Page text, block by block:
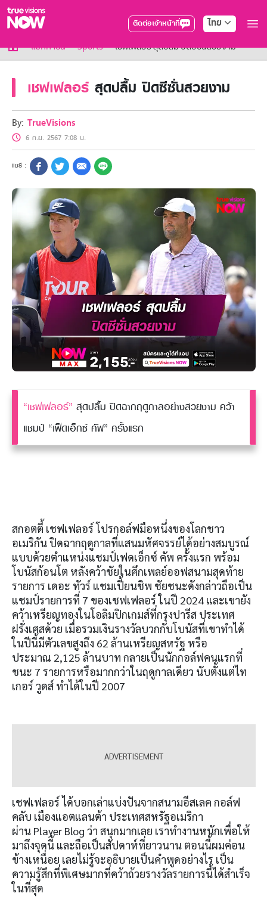
ติดต่อเจ้าหน้าที่ ไทย
True AF2026
แพ็กเกจ
NOW SPORTS
NOW Muay Thai
แพ็กเกจทรูวิชันส์นาวทั้งหมด
เคเบิลและจานดาวเทียม
สิทธิพิเศษ
สิทธิพิเศษลูกค้าทรูวิชั่นส์
HoReCa
แพ็กเกจสำหรับผู้ประกอบการ
หาร้านร่วมรายการ
FAQs
แม็กกาซีน Sports เชฟเฟลอร์ สุดปลื้ม ปิดซีซั่นสวยงาม
เชฟเฟลอร์ สุดปลื้ม ปิดซีซั่นสวยงาม
By: TrueVisions
6 ก.ย. 2567 7:08 น.
“เชฟเฟลอร์” สุดปลื้ม ปิดฉากฤดูกาลอย่างสวยงาม คว้า
แชมป์ “เฟ็ดเอ็กซ์ คัพ” ครั้งแรก
สกอตตี้ เชฟเฟลอร์ โปรกอล์ฟมือหนึ่งของโลกชาว
อเมริกัน ปิดฉากฤดูกาลที่แสนมหัศจรรย์ได้อย่างสมบูรณ์
แบบด้วยตำแหน่งแชมป์เฟดเอ็กซ์ คัพ ครั้งแรก พร้อม
โบนัสก้อนโต หลังคว้าชัยในศึกเพลย์ออฟสนามสุดท้าย
รายการ เดอะ ทัวร์ แชมเปี้ยนชิพ ชัยชนะดังกล่าวถือเป็น
แชมป์รายการที่ 7 ของเชฟเฟลอร์ ในปี 2024 และเขายัง
คว้าเหรียญทองในโอลิมปิกเกมส์ที่กรุงปารีส ประเทศ
ฝรั่งเศสด้วย เมื่อรวมเงินรางวัลบวกกับโบนัสที่เขาทำได้
ในปีนี้มีตัวเลขสูงถึง 62 ล้านเหรียญสหรัฐ หรือ
ประมาณ 2,125 ล้านบาท กลายเป็นนักกอล์ฟคนแรกที่
ชนะ 7 รายการหรือมากกว่าในฤดูกาลเดียว นับตั้งแต่ไท
เกอร์ วูดส์ ทำได้ในปี 2007
เชฟเฟลอร์ ได้บอกเล่าแบ่งปันจากสนามอีสเลค กอล์ฟ
คลับ เมืองแอตแลนต้า ประเทศสหรัฐอเมริกา
ผ่าน Player Blog ว่า สนุกมากเลย เราทำงานหนักเพื่อให้
มาถึงจุดนี้ และถือเป็นสัปดาห์ที่ยาวนาน ตอนนี้ผมค่อน
ข้างเหนื่อย เลยไม่รู้จะอธิบายเป็นคำพูดอย่างไร เป็น
ความรู้สึกที่พิเศษมากที่คว้าถ้วยรางวัลรายการนี้ได้สำเร็จ
ในที่สุด